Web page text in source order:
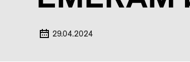
29.04.2024